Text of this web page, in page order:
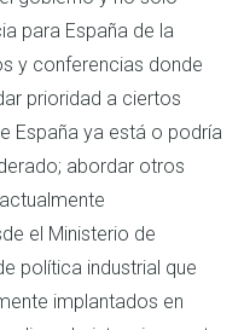
para España de la
y conferencias donde
prioridad a ciertos
España ya está o podría
abordar otros
el Ministerio de
política industrial que
implantados en